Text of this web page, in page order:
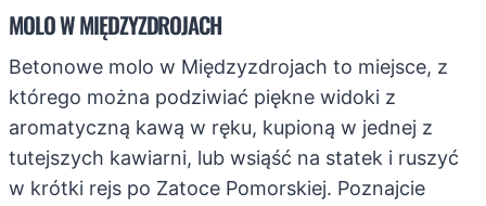
MOLO W MIĘDZYZDROJACH
Betonowe molo w Międzyzdrojach to miejsce, z
którego można podziwiać piękne widoki z
aromatyczną kawą w ręku, kupioną w jednej z
tutejszych kawiarni, lub wsiąść na statek i ruszyć
w krótki rejs po Zatoce Pomorskiej. Poznajcie